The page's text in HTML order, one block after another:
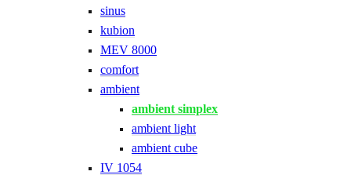
sinus
kubion
MEV 8000
comfort
ambient
ambient simplex
ambient light
ambient cube
IV 1054